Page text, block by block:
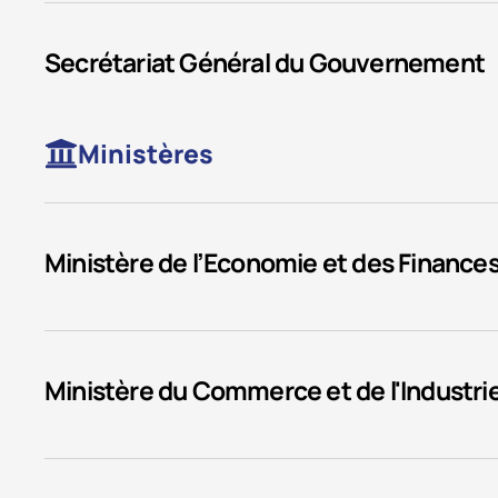
Secrétariat Général du Gouvernement
Ministères
Ministère de l’Economie et des
Ministère du Commerce et de